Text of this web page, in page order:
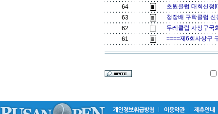
64
초원클럽 대회신
63
청장배 구학클럽
62
두레클럽 사상구국
61
====제6회사상구